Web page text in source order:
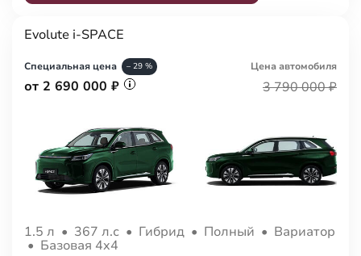
Evolute i-SPACE
Специальная цена – 29 %
от 2 690 000 ₽
Цена автомобиля
3 790 000 ₽
1.5 л • 367 л.с • Гибрид • Полный • Вариатор
• Базовая 4x4